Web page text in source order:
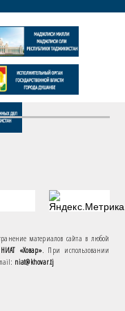
материалов сайта в любой
НИАТ «Ховар». При использовании
niat@khovar.tj